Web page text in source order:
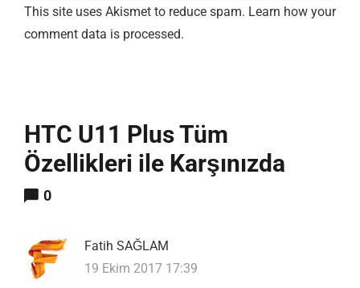
This site uses Akismet to reduce spam. Learn how your
comment data is processed.
HTC U11 Plus Tüm
Özellikleri ile Karşınızda
0
Fatih SAĞLAM
19 Ekim 2017 17:39